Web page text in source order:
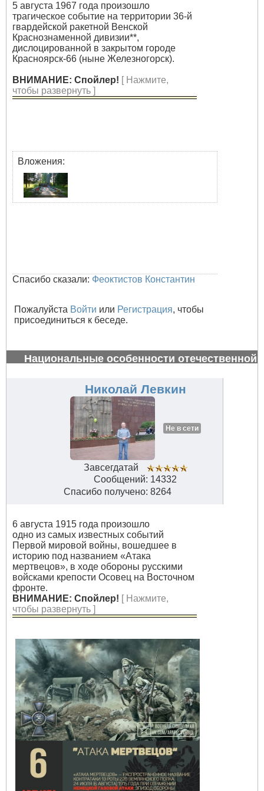
5 августа 1967 года произошло
трагическое событие на территории 36-й
гвардейской ракетной Венской
Краснознаменной дивизии**,
дислоцированной в закрытом городе
Красноярск-66 (ныне Железногорск).
ВНИМАНИЕ: Спойлер! [ Нажмите,
чтобы развернуть ]
Вложения:
Спасибо сказали: Феоктистов Константин
Пожалуйста Войти или Регистрация, чтобы
присоединиться к беседе.
Национальные особенности отечественной
Николай Левкин
Не в сети
Завсегдатай
Сообщений: 14332
Спасибо получено: 8264
6 августа 1915 года произошло
одно из самых известных событий
Первой мировой войны, вошедшее в
историю под названием «Атака
мертвецов», в ходе обороны русскими
войсками крепости Осовец на Восточном
фронте.
ВНИМАНИЕ: Спойлер! [ Нажмите,
чтобы развернуть ]